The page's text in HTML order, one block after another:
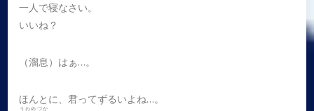
一人で寝なさい。
いいね？
（溜息）はぁ…。
ほんとに、君ってずるいよね…。
うわめづか